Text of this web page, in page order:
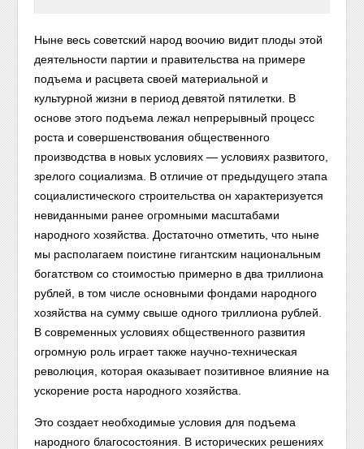
Ныне весь советский народ воочию видит плоды этой
деятельности партии и правительства на примере
подъема и расцвета своей материальной и
культурной жизни в период девятой пятилетки. В
основе этого подъема лежал непрерывный процесс
роста и совершенствования общественного
производства в новых условиях — условиях развитого,
зрелого социализма. В отличие от предыдущего этапа
социалистического строительства он характеризуется
невиданными ранее огромными масштабами
народного хозяйства. Достаточно отметить, что ныне
мы располагаем поистине гигантским национальным
богатством со стоимостью примерно в два триллиона
рублей, в том числе основными фондами народного
хозяйства на сумму свыше одного триллиона рублей.
В современных условиях общественного развития
огромную роль играет также научно-техническая
революция, которая оказывает позитивное влияние на
ускорение роста народного хозяйства.
Это создает необходимые условия для подъема
народного благосостояния. В исторических решениях